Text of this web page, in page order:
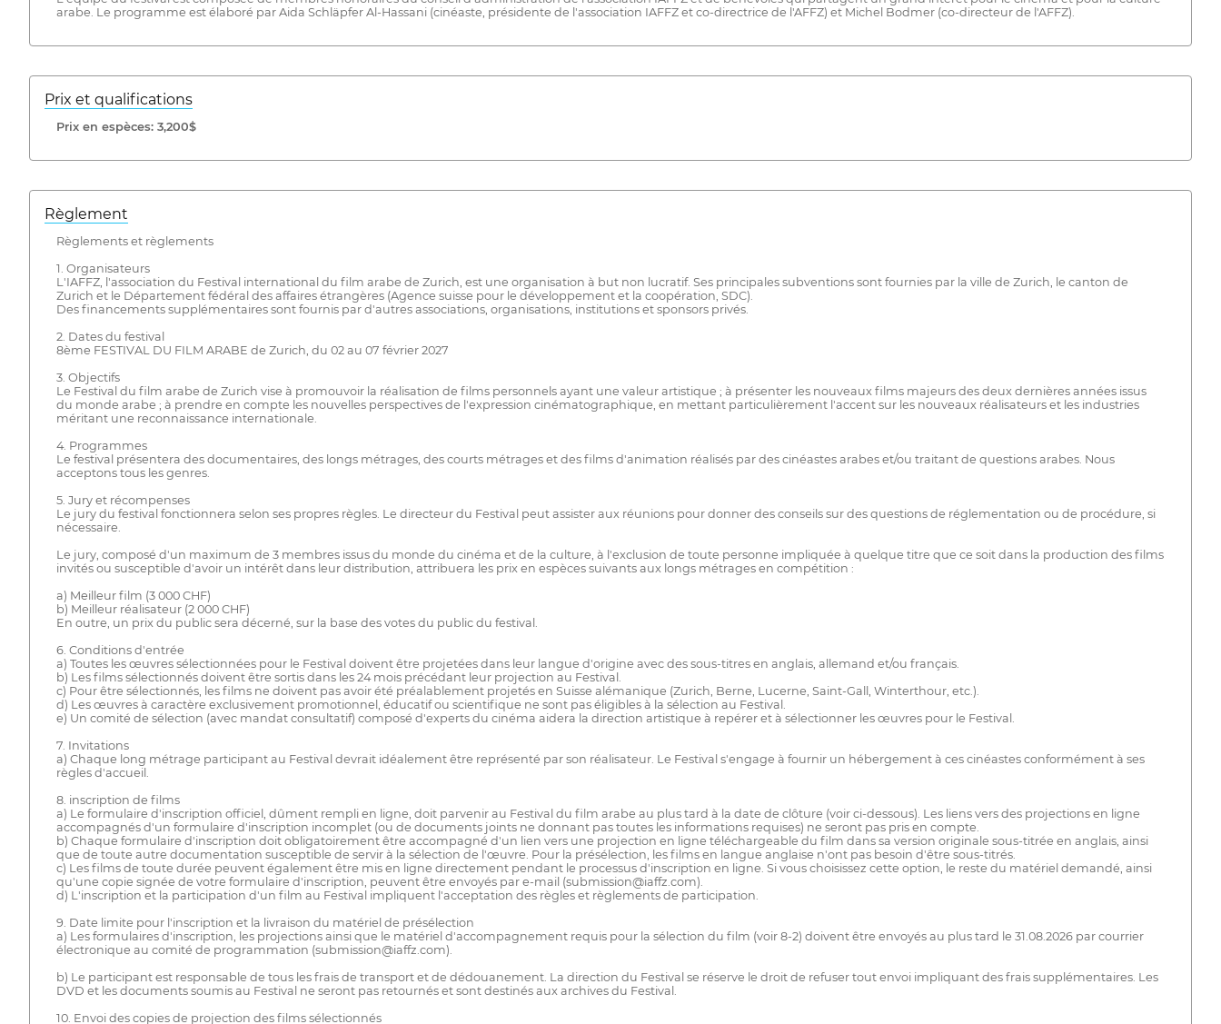
arabe. Le programme est élaboré par Aida Schläpfer Al-Hassani (cinéaste, présidente de l'association IAFFZ et co-directrice de l'AFFZ) et Michel Bodmer (co-directeur de l'AFFZ).
Prix ​​et qualifications
Prix ​​en espèces: 3,200$
Règlement
Règlements et règlements
1. Organisateurs
L'IAFFZ, l'association du Festival international du film arabe de Zurich, est une organisation à but non lucratif. Ses principales subventions sont fournies par la ville de Zurich, le canton de
Zurich et le Département fédéral des affaires étrangères (Agence suisse pour le développement et la coopération, SDC).
Des financements supplémentaires sont fournis par d'autres associations, organisations, institutions et sponsors privés.
2. Dates du festival
8ème FESTIVAL DU FILM ARABE de Zurich, du 02 au 07 février 2027
3. Objectifs
Le Festival du film arabe de Zurich vise à promouvoir la réalisation de films personnels ayant une valeur artistique ; à présenter les nouveaux films majeurs des deux dernières années issus
du monde arabe ; à prendre en compte les nouvelles perspectives de l'expression cinématographique, en mettant particulièrement l'accent sur les nouveaux réalisateurs et les industries
méritant une reconnaissance internationale.
4. Programmes
Le festival présentera des documentaires, des longs métrages, des courts métrages et des films d'animation réalisés par des cinéastes arabes et/ou traitant de questions arabes. Nous
acceptons tous les genres.
5. Jury et récompenses
Le jury du festival fonctionnera selon ses propres règles. Le directeur du Festival peut assister aux réunions pour donner des conseils sur des questions de réglementation ou de procédure, si
nécessaire.
Le jury, composé d'un maximum de 3 membres issus du monde du cinéma et de la culture, à l'exclusion de toute personne impliquée à quelque titre que ce soit dans la production des films
invités ou susceptible d'avoir un intérêt dans leur distribution, attribuera les prix en espèces suivants aux longs métrages en compétition :
a) Meilleur film (3 000 CHF)
b) Meilleur réalisateur (2 000 CHF)
En outre, un prix du public sera décerné, sur la base des votes du public du festival.
6. Conditions d'entrée
a) Toutes les œuvres sélectionnées pour le Festival doivent être projetées dans leur langue d'origine avec des sous-titres en anglais, allemand et/ou français.
b) Les films sélectionnés doivent être sortis dans les 24 mois précédant leur projection au Festival.
c) Pour être sélectionnés, les films ne doivent pas avoir été préalablement projetés en Suisse alémanique (Zurich, Berne, Lucerne, Saint-Gall, Winterthour, etc.).
d) Les œuvres à caractère exclusivement promotionnel, éducatif ou scientifique ne sont pas éligibles à la sélection au Festival.
e) Un comité de sélection (avec mandat consultatif) composé d'experts du cinéma aidera la direction artistique à repérer et à sélectionner les œuvres pour le Festival.
7. Invitations
a) Chaque long métrage participant au Festival devrait idéalement être représenté par son réalisateur. Le Festival s'engage à fournir un hébergement à ces cinéastes conformément à ses
règles d'accueil.
8. inscription de films
a) Le formulaire d'inscription officiel, dûment rempli en ligne, doit parvenir au Festival du film arabe au plus tard à la date de clôture (voir ci-dessous). Les liens vers des projections en ligne
accompagnés d'un formulaire d'inscription incomplet (ou de documents joints ne donnant pas toutes les informations requises) ne seront pas pris en compte.
b) Chaque formulaire d'inscription doit obligatoirement être accompagné d'un lien vers une projection en ligne téléchargeable du film dans sa version originale sous-titrée en anglais, ainsi
que de toute autre documentation susceptible de servir à la sélection de l'œuvre. Pour la présélection, les films en langue anglaise n'ont pas besoin d'être sous-titrés.
c) Les films de toute durée peuvent également être mis en ligne directement pendant le processus d'inscription en ligne. Si vous choisissez cette option, le reste du matériel demandé, ainsi
qu'une copie signée de votre formulaire d'inscription, peuvent être envoyés par e-mail (submission@iaffz.com).
d) L'inscription et la participation d'un film au Festival impliquent l'acceptation des règles et règlements de participation.
9. Date limite pour l'inscription et la livraison du matériel de présélection
a) Les formulaires d'inscription, les projections ainsi que le matériel d'accompagnement requis pour la sélection du film (voir 8-2) doivent être envoyés au plus tard le 31.08.2026 par courrier
électronique au comité de programmation (submission@iaffz.com).
b) Le participant est responsable de tous les frais de transport et de dédouanement. La direction du Festival se réserve le droit de refuser tout envoi impliquant des frais supplémentaires. Les
DVD et les documents soumis au Festival ne seront pas retournés et sont destinés aux archives du Festival.
10. Envoi des copies de projection des films sélectionnés